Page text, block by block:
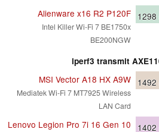
Alienware x16 R2 P120F
Intel Killer Wi-Fi 7 BE1750x
BE200NGW
1298
iperf3 transmit
MSI Vector A18 HX A9W
Mediatek Wi-Fi 7 MT7925 Wireless
LAN Card
1492
Lenovo Legion Pro 7i 16 Gen 10 1402